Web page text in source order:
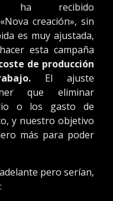
recibido
creación», sin
es muy ajustada,
esta campaña
de producción
El ajuste
que eliminar
o los gasto de
y nuestro objetivo
más para poder
pero serían,